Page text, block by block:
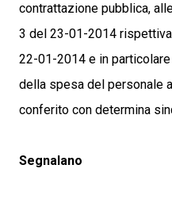
contrattazione pubblica,
3 del 23-01-2014
22-01-2014 e in
della spesa del personale
conferito con determina
Segnalano